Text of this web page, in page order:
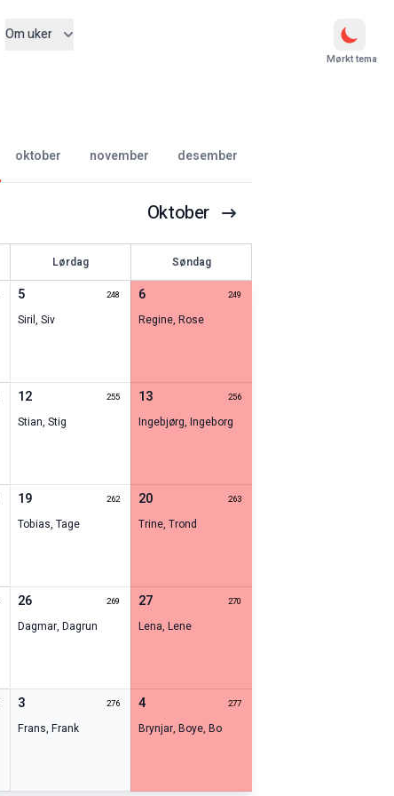
Om uker
Mørkt tema
oktober november desember
Oktober
Lørdag Søndag
5 248
Siril, Siv
6 249
Regine,Rose
12 255
Stian, Stig
13 256
Ingebjørg,Ingeborg
19 262
Tobias, Tage
20 263
Trine,Trond
26 269
Dagmar, Dagrun
27 270
Lena,Lene
3 276
Frans, Frank
4 277
Brynjar,Boye,Bo